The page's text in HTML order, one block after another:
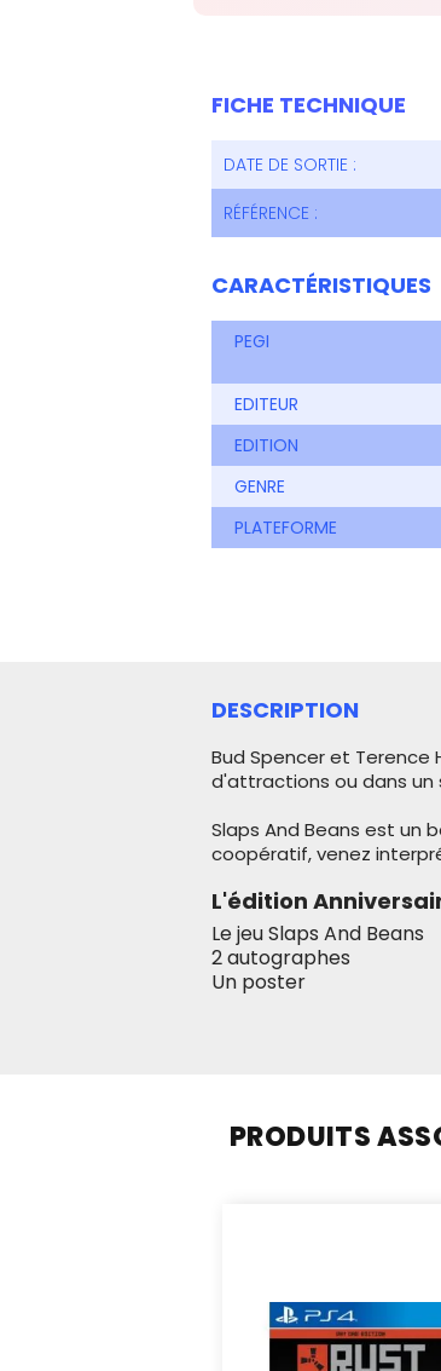
FICHE TECHNIQUE
DATE DE SORTIE :
RÉFÉRENCE :
CARACTÉRISTIQUES
PEGI
EDITEUR
EDITION
GENRE
PLATEFORME
DESCRIPTION
Bud Spencer et Terence
d'attractions ou dans un
Slaps And Beans est un
coopératif, venez
L'édition
Le jeu Slaps And Beans
2 autographes
Un poster
PRODUITS